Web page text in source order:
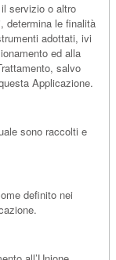
servizio o altro
determina le finalità
adottati, ivi
ed alla
salvo
Applicazione.
sono raccolti e
definito nei